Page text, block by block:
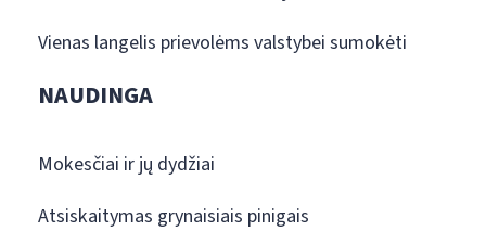
Vienas langelis prievolėms valstybei sumokėti
NAUDINGA
Mokesčiai ir jų dydžiai
Atsiskaitymas grynaisiais pinigais